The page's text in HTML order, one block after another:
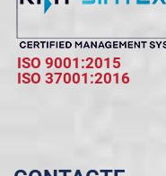
ISO 9001:2015
ISO 37001:2016